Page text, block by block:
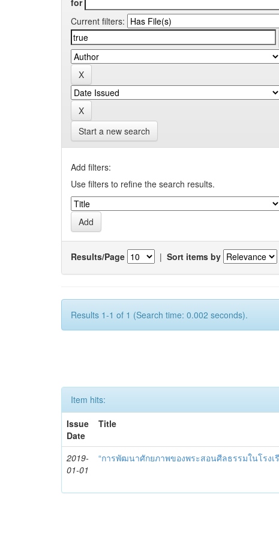
Current filters:
Start a new search
Add filters:
Use filters to refine the search results.
Results/Page | Sort items by
Results 1-1 of 1 (Search time: 0.002 seconds).
Item hits:
Issue
Date
Title
2019-
01-01
“การพัฒนาศักยภาพของพระสอนศีลธรรมในโรงเ